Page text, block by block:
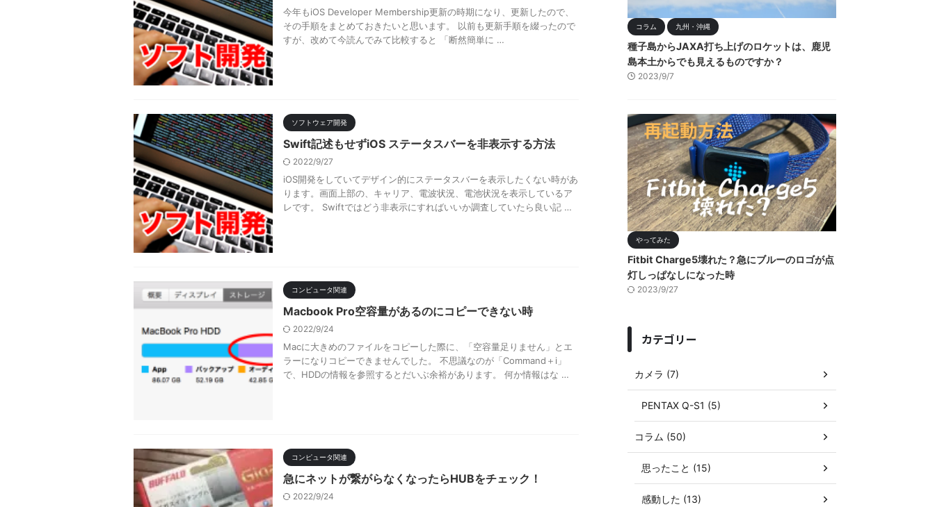
今年もiOS Developer Membership更新の時期になり、更新したので、
その手順をまとめておきたいと思います。 以前も更新手順を綴ったので
すが、改めて今読んでみて比較すると 「断然簡単に …
ソフトウェア開発
Swift記述もせずiOS ステータスバーを非表示する方法
2022/9/27
iOS開発をしていてデザイン的にステータスバーを表示したくない時があ
ります。画面上部の、キャリア、電波状況、電池状況を表示しているア
レです。 Swiftではどう非表示にすればいいか調査していたら良い記 …
コンピュータ関連
Macbook Pro空容量があるのにコピーできない時
2022/9/24
Macに大きめのファイルをコピーした際に、「空容量足りません」とエ
ラーになりコピーできませんでした。 不思議なのが「Command＋i」
で、HDDの情報を参照するとだいぶ余裕があります。 何か情報はな …
コンピュータ関連
急にネットが繋がらなくなったらHUBをチェック！
2022/9/24
コラム 九州・沖縄
種子島からJAXA打ち上げのロケットは、鹿児
島本土からでも見えるものですか？
2023/9/7
やってみた
Fitbit Charge5壊れた？急にブルーのロゴが点
灯しっぱなしになった時
2023/9/27
カテゴリー
カメラ (7)
PENTAX Q-S1 (5)
コラム (50)
思ったこと (15)
感動した (13)